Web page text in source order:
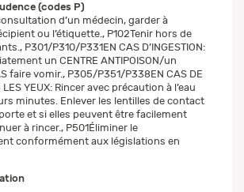
(codes P)
d’un médecin, garder à
ou l’étiquette., P102Tenir hors de
P301/P310/P331EN CAS D’INGESTION:
un CENTRE ANTIPOISON/un
faire vomir., P305/P351/P338EN CAS DE
LES YEUX: Rincer avec précaution à l’eau
minutes. Enlever les lentilles de contact
et si elles peuvent être facilement
à rincer., P501Éliminer le
conformément aux législations en